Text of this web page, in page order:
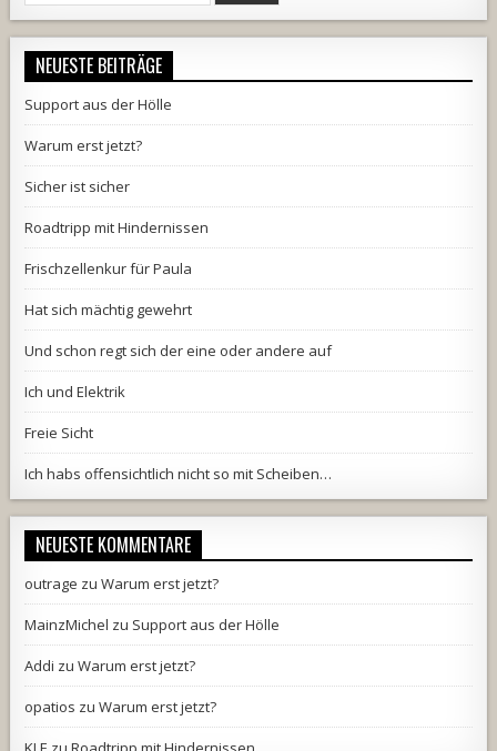
for:
NEUESTE BEITRÄGE
Support aus der Hölle
Warum erst jetzt?
Sicher ist sicher
Roadtripp mit Hindernissen
Frischzellenkur für Paula
Hat sich mächtig gewehrt
Und schon regt sich der eine oder andere auf
Ich und Elektrik
Freie Sicht
Ich habs offensichtlich nicht so mit Scheiben…
NEUESTE KOMMENTARE
outrage zuWarum erst jetzt?
MainzMichel zu Support aus der Hölle
Addi zuWarum erst jetzt?
opatios zuWarum erst jetzt?